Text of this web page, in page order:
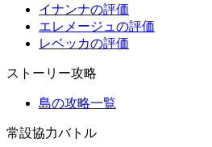
イナンナの評価
エレメージュの評価
レベッカの評価
ストーリー攻略
島の攻略一覧
常設協力バトル